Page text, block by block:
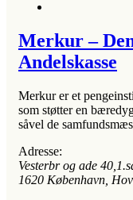
Merkur –
Andelskasse
Merkur er et
som støtter en
såvel de
Adresse:
Vesterbr og ade
1620 København,